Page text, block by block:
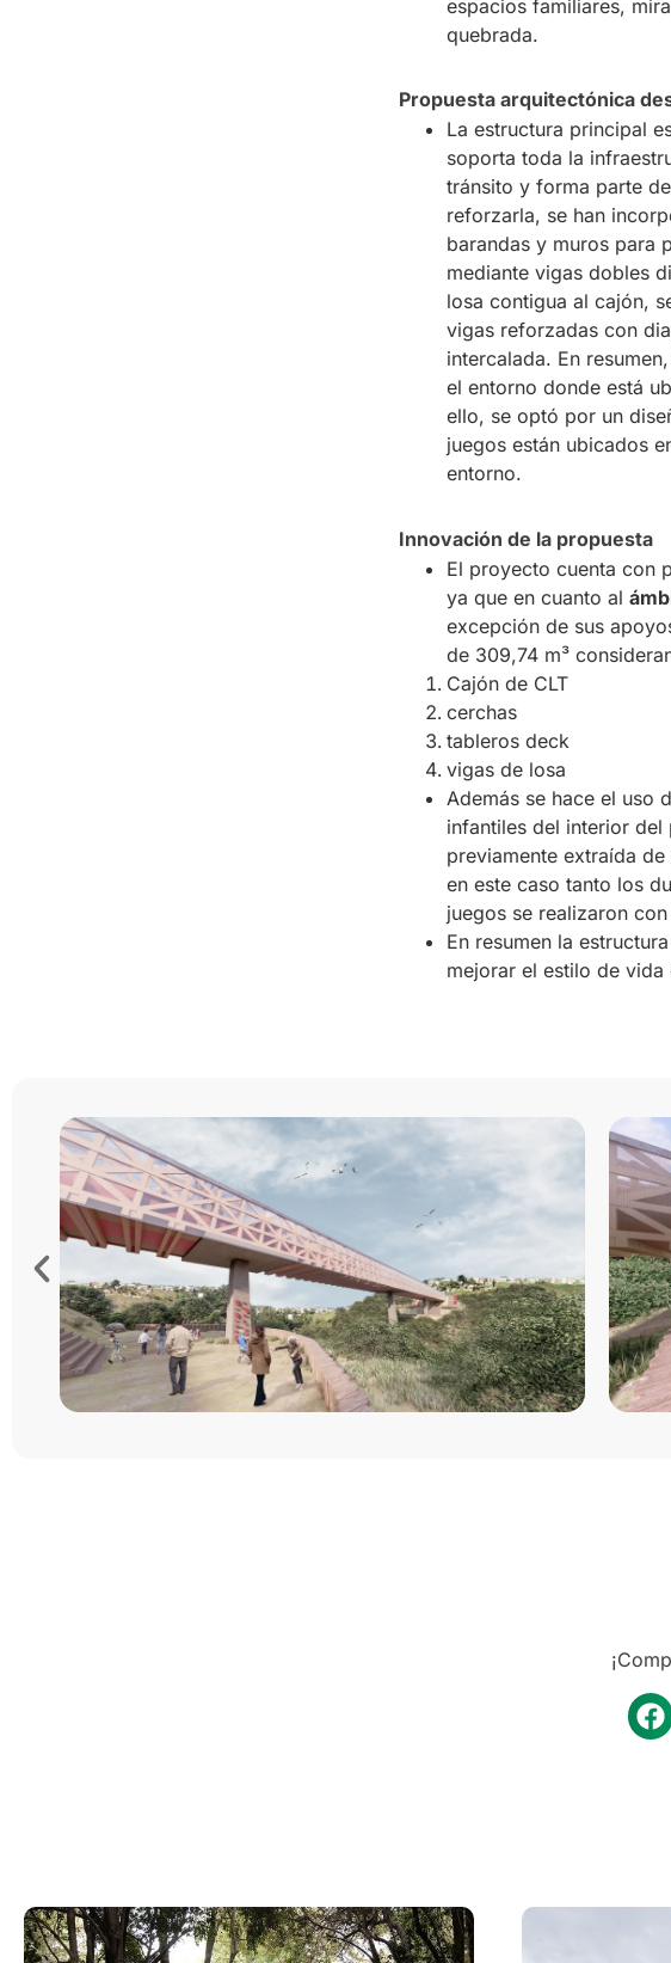
espacios familiares,
quebrada.
Propuesta arquitectónica
La estructura principal
soporta toda la
tránsito y forma parte
reforzarla, se han
barandas y muros para
mediante vigas dobles
losa contigua al cajón,
vigas reforzadas con
intercalada. En
el entorno donde está
ello, se optó por un
juegos están ubicados
entorno.
Innovación de la propuesta
El proyecto cuenta con
ya que en cuanto al
excepción de sus
de 309,74 m³
Cajón de CLT
cerchas
tableros deck
vigas de losa
Además se hace el uso
infantiles del interior del
previamente extraída
en este caso tanto los
juegos se realizaron
En resumen la
mejorar el estilo de